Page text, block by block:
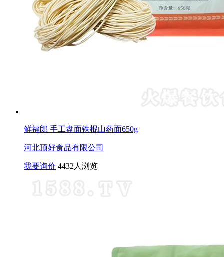
鲜福郎 手工盘面铁棍山药面650g
河北顶好食品有限公司
我要询价 4432人浏览